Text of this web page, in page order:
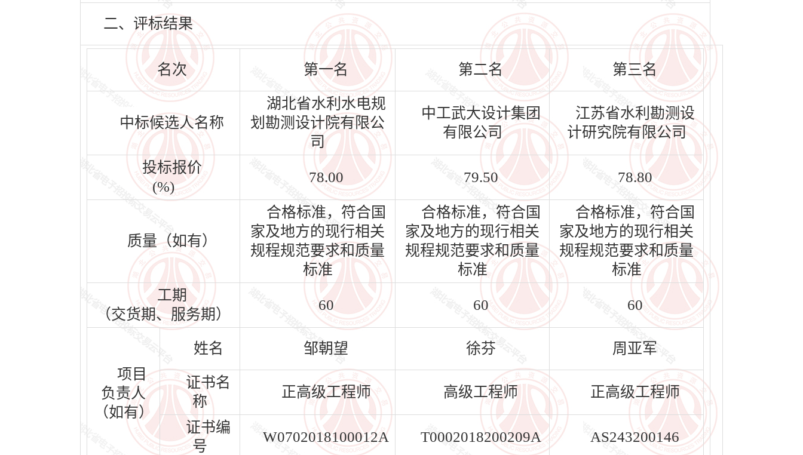
二、评标结果
名次 第一名 第二名 第三名
中标候选人名称
湖北省水利水电规
划勘测设计院有限公
司
中工武大设计集团
有限公司
江苏省水利勘测设
计研究院有限公司
投标报价
(%)
78.00 79.50 78.80
质量（如有）
合格标准，符合国
家及地方的现行相关
规程规范要求和质量
标准
合格标准，符合国
家及地方的现行相关
规程规范要求和质量
标准
合格标准，符合国
家及地方的现行相关
规程规范要求和质量
标准
工期
（交货期、服务期）
60 60 60
项目
负责人
（如有）
姓名 邹朝望 徐芬 周亚军
证书名
称
正高级工程师 高级工程师 正高级工程师
证书编
号
W0702018100012A T0002018200209A AS243200146